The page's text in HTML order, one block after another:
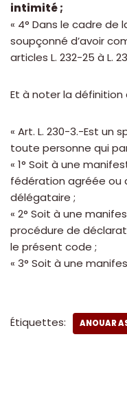
intimité ;
« 4° Dans le cadre de
soupçonné d’avoir
articles L. 232-25 à L.
Et à noter la définition
« Art. L. 230-3.-Est un
toute personne qui
« 1° Soit à une
fédération agréée ou
délégataire ;
« 2° Soit à une
procédure de
le présent code ;
« 3° Soit à une
Étiquettes: ANOUAR